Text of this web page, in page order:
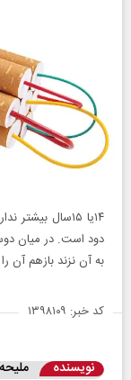
۱۴یا ۱۵سال
دود است. در میان
به آن نزند بازهم آن
کد خبر: ۱۳۹۸۱۰۹
نویسنده